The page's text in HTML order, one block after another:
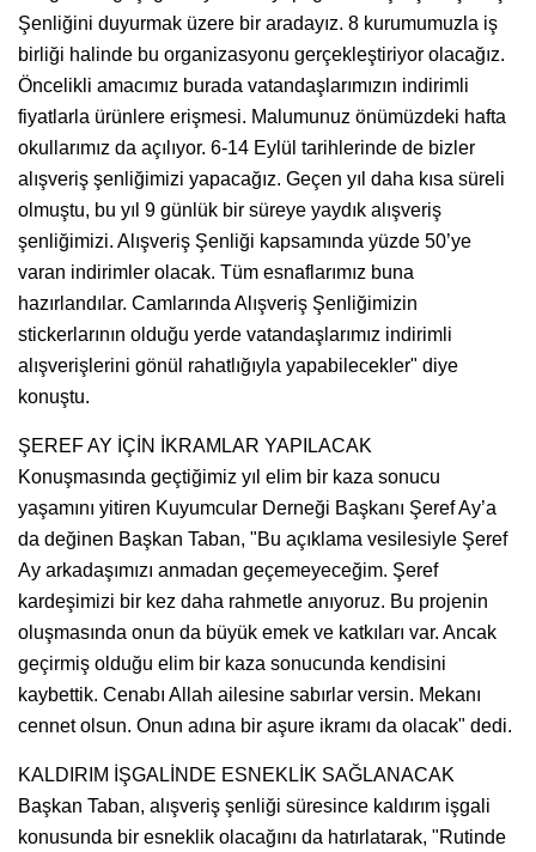
Şenliğini duyurmak üzere bir aradayız. 8 kurumumuzla iş
birliği halinde bu organizasyonu gerçekleştiriyor olacağız.
Öncelikli amacımız burada vatandaşlarımızın indirimli
fiyatlarla ürünlere erişmesi. Malumunuz önümüzdeki hafta
okullarımız da açılıyor. 6-14 Eylül tarihlerinde de bizler
alışveriş şenliğimizi yapacağız. Geçen yıl daha kısa süreli
olmuştu, bu yıl 9 günlük bir süreye yaydık alışveriş
şenliğimizi. Alışveriş Şenliği kapsamında yüzde 50’ye
varan indirimler olacak. Tüm esnaflarımız buna
hazırlandılar. Camlarında Alışveriş Şenliğimizin
stickerlarının olduğu yerde vatandaşlarımız indirimli
alışverişlerini gönül rahatlığıyla yapabilecekler" diye
konuştu.
ŞEREF AY İÇİN İKRAMLAR YAPILACAK
Konuşmasında geçtiğimiz yıl elim bir kaza sonucu
yaşamını yitiren Kuyumcular Derneği Başkanı Şeref Ay’a
da değinen Başkan Taban, "Bu açıklama vesilesiyle Şeref
Ay arkadaşımızı anmadan geçemeyeceğim. Şeref
kardeşimizi bir kez daha rahmetle anıyoruz. Bu projenin
oluşmasında onun da büyük emek ve katkıları var. Ancak
geçirmiş olduğu elim bir kaza sonucunda kendisini
kaybettik. Cenabı Allah ailesine sabırlar versin. Mekanı
cennet olsun. Onun adına bir aşure ikramı da olacak" dedi.
KALDIRIM İŞGALİNDE ESNEKLİK SAĞLANACAK
Başkan Taban, alışveriş şenliği süresince kaldırım işgali
konusunda bir esneklik olacağını da hatırlatarak, "Rutinde